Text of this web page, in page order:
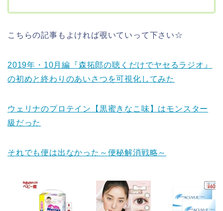
こちらの記事もよければ覗いていって下さい☆
2019年・10月編『森拓郎の聴くだけでヤセるラジオ』
の初めと終わりのあいさつを可視化してみた
ウェリナのプロテイン【黒蜜きなこ味】はモンスター
級だった
それでも便は出なかった～便秘解消戦略～